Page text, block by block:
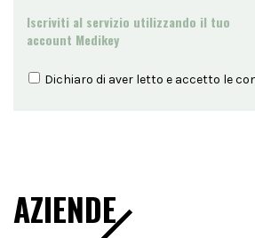
Iscriviti al servizio utilizzando il tuo
account Medikey
Dichiaro di aver letto e accetto le
AZIENDE